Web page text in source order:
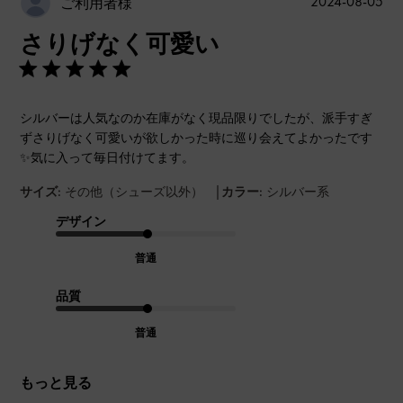
さりげなく可愛い
シルバーは人気なのか在庫がなく現品限りでしたが、派手すぎ
ずさりげなく可愛いが欲しかった時に巡り会えてよかったです
✨気に入って毎日付けてます。
サイズ: その他（シューズ以外） | カラー: シルバー系
デザイン
普通
品質
普通
もっと見る